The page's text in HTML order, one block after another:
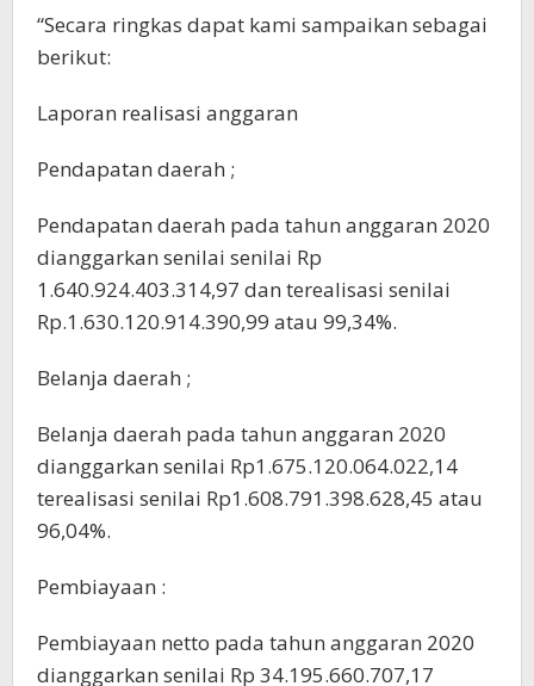
“Secara ringkas dapat kami sampaikan sebagai
berikut:
Laporan realisasi anggaran
Pendapatan daerah ;
Pendapatan daerah pada tahun anggaran 2020
dianggarkan senilai senilai Rp
1.640.924.403.314,97 dan terealisasi senilai
Rp.1.630.120.914.390,99 atau 99,34%.
Belanja daerah ;
Belanja daerah pada tahun anggaran 2020
dianggarkan senilai Rp1.675.120.064.022,14
terealisasi senilai Rp1.608.791.398.628,45 atau
96,04%.
Pembiayaan :
Pembiayaan netto pada tahun anggaran 2020
dianggarkan senilai Rp 34.195.660.707,17